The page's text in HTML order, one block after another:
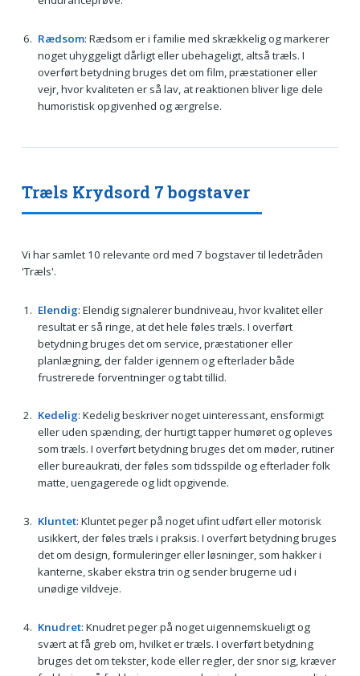
Rædsom: Rædsom er i familie med skrækkelig og markerer
noget uhyggeligt dårligt eller ubehageligt, altså træls. I
overført betydning bruges det om film, præstationer eller
vejr, hvor kvaliteten er så lav, at reaktionen bliver lige dele
humoristisk opgivenhed og ærgrelse.
Træls Krydsord 7 bogstaver
Vi har samlet 10 relevante ord med 7 bogstaver til ledetråden
'Træls'.
Elendig: Elendig signalerer bundniveau, hvor kvalitet eller
resultat er så ringe, at det hele føles træls. I overført
betydning bruges det om service, præstationer eller
planlægning, der falder igennem og efterlader både
frustrerede forventninger og tabt tillid.
Kedelig: Kedelig beskriver noget uinteressant, ensformigt
eller uden spænding, der hurtigt tapper humøret og opleves
som træls. I overført betydning bruges det om møder, rutiner
eller bureaukrati, der føles som tidsspilde og efterlader folk
matte, uengagerede og lidt opgivende.
Kluntet: Kluntet peger på noget ufint udført eller motorisk
usikkert, der føles træls i praksis. I overført betydning bruges
det om design, formuleringer eller løsninger, som hakker i
kanterne, skaber ekstra trin og sender brugerne ud i
unødige vildveje.
Knudret: Knudret peger på noget uigennemskueligt og
svært at få greb om, hvilket er træls. I overført betydning
bruges det om tekster, kode eller regler, der snor sig, kræver